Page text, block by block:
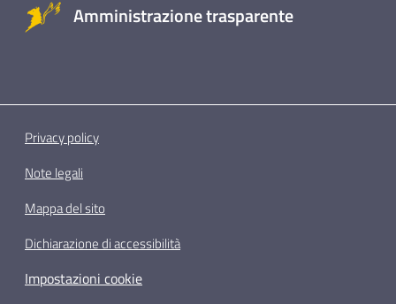
Amministrazione trasparente
Privacy policy
Note legali
Mappa del sito
Dichiarazione di accessibilità
Impostazioni cookie